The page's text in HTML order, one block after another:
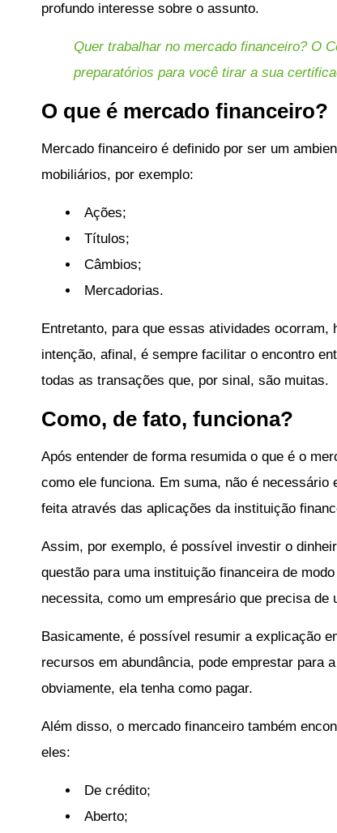
profundo interesse sobre o assunto.
Quer trabalhar no mercado financeiro? O
preparatórios para você tirar a sua
O que é mercado financeiro?
Mercado financeiro é definido por ser um
mobiliários, por exemplo:
Ações;
Títulos;
Câmbios;
Mercadorias.
Entretanto, para que essas atividades ocorram,
intenção, afinal, é sempre facilitar o encontro
todas as transações que, por sinal, são muitas.
Como, de fato, funciona?
Após entender de forma resumida o que é o
como ele funciona. Em suma, não é
feita através das aplicações da instituição
Assim, por exemplo, é possível investir o
questão para uma instituição financeira de
necessita, como um empresário que precisa de
Basicamente, é possível resumir a explicação
recursos em abundância, pode emprestar para
obviamente, ela tenha como pagar.
Além disso, o mercado financeiro também
eles:
De crédito;
Aberto;